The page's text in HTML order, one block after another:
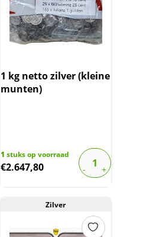
1 kg netto zilver (kleine
munten)
1 stuks op voorraad
€2.647,80
Zilver